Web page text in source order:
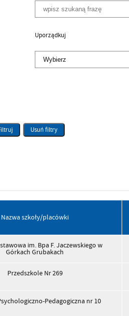
Uporządkuj
Usuń filtry
Nazwa szkoły/placówki
im. Bpa F. Jaczewskiego w
Górkach Grubakach
Przedszkole Nr 269
Pedagogiczna nr 10